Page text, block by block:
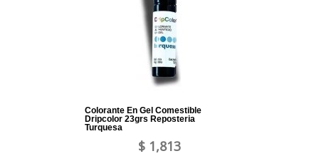
Colorante En Gel Comestible
Dripcolor 23grs Reposteria
Turquesa
$ 1,813